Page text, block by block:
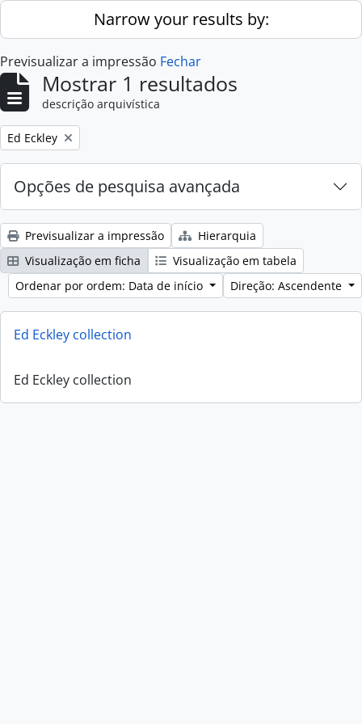
Skip to main contentNarrow your results by:
Previsualizar a impressão Fechar
Mostrar 1 resultados
descrição arquivística
Remove filter:
Ed Eckley
Opções de pesquisa avançada
Previsualizar a impressão
Hierarquia
Visualização em ficha
Visualização em tabela
Ordenar por ordem: Data de início
Direção: Ascendente
Ed Eckley collection
Ed Eckley collection